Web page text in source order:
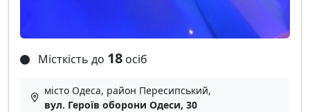
Місткість до 18 осіб
місто Одеса, район Пересипський,
вул. Героїв оборони Одеси, 30